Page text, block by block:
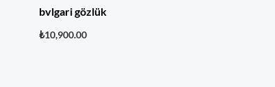
bvlgari gözlük
₺10,900.00